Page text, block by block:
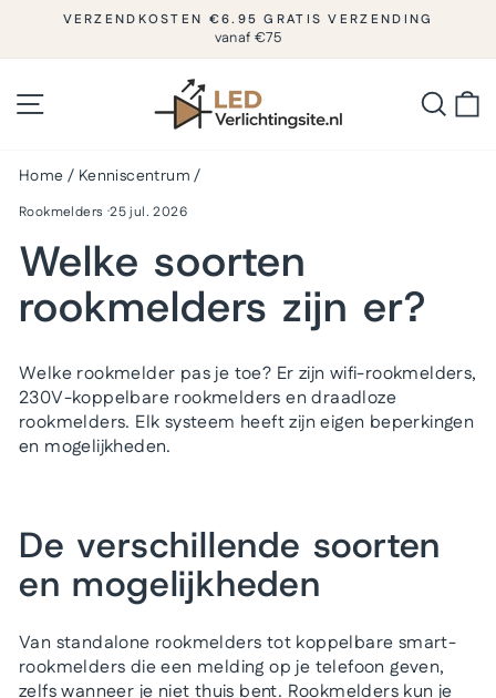
gaan
Diashow
pauzeren
€6.95 GRATIS VERZENDING
Home / Kenniscentrum /
Rookmelders ·25 jul. 2026
Welke soorten
rookmelders zijn er?
Welke rookmelder pas je toe? Er zijn wifi-rookmelders,
230V-koppelbare rookmelders en draadloze
rookmelders. Elk systeem heeft zijn eigen beperkingen
en mogelijkheden.
De verschillende soorten
en mogelijkheden
Van standalone rookmelders tot koppelbare smart-
rookmelders die een melding op je telefoon geven,
zelfs wanneer je niet thuis bent. Rookmelders kun je